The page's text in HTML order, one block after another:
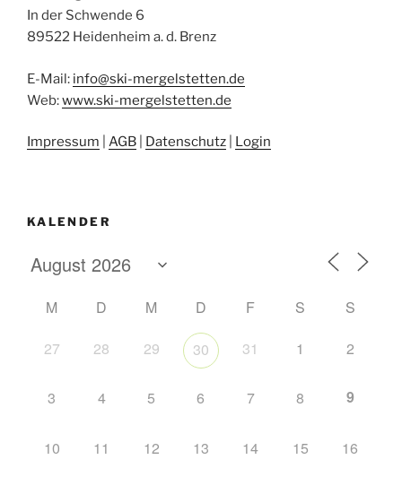
In der Schwende 6
89522 Heidenheim a. d. Brenz
E-Mail: info@ski-mergelstetten.de
Web:www.ski-mergelstetten.de
Impressum AGB Datenschutz Login
KALENDER
M D M D F S
S
27
28 29 30 31 1 2
3 4 5 6 7 8 9
10 11 12 13 14 15 16